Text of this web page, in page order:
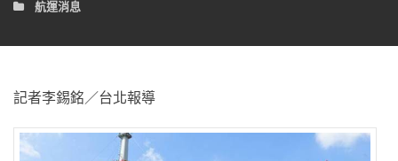
航運消息
記者李錫銘／台北報導